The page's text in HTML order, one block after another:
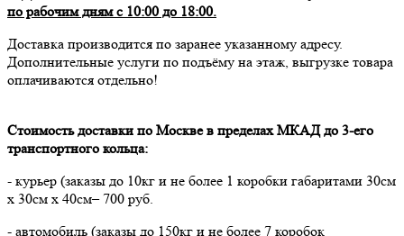
по рабочим дням с 10:00 до 18:00.
Доставка производится по заранее указанному адресу.
Дополнительные услуги по подъёму на этаж, выгрузке товара
оплачиваются отдельно!
Стоимость доставки по Москве в пределах МКАД до 3-его
транспортного кольца:
- курьер (заказы до 10кг и не более 1 коробки габаритами 30см
х 30см х 40см– 700 руб.
- автомобиль (заказы до 150кг и не более 7 коробок